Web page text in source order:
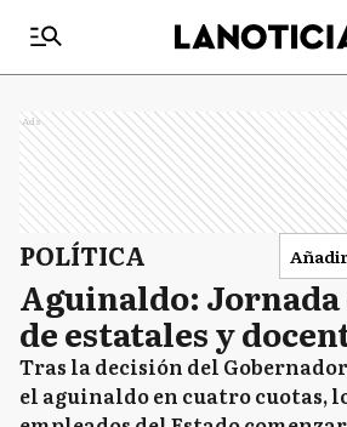
Ads
POLÍTICA
Aguinaldo: Jornada
de estatales y
Tras la decisión del
el aguinaldo en cuatro cuotas,